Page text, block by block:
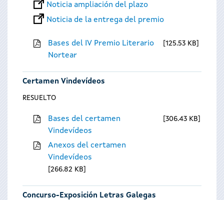
Noticia ampliación del plazo
Noticia de la entrega del premio
Bases del IV Premio Literario
Nortear
125.53 KB
Certamen Vindevídeos
RESUELTO
Bases del certamen
Vindevídeos
306.43 KB
Anexos del certamen
Vindevídeos
266.82 KB
Concurso-Exposición Letras Galegas